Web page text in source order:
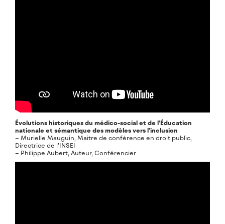
Évolutions historiques du médico-social et de l’Éducation
nationale et sémantique des modèles vers l’inclusion
– Murielle Mauguin, Maitre de conférence en droit public,
Directrice de l’INSEI
– Philippe Aubert, Auteur, Conférencier